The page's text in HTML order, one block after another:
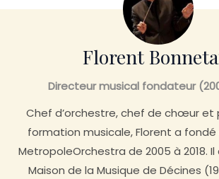
Florent
Directeur musical fondateur
Chef d’orchestre, chef de chœur et
formation musicale, Florent a fondé
MetropoleOrchestra de 2005 à 2018.
Maison de la Musique de Décines